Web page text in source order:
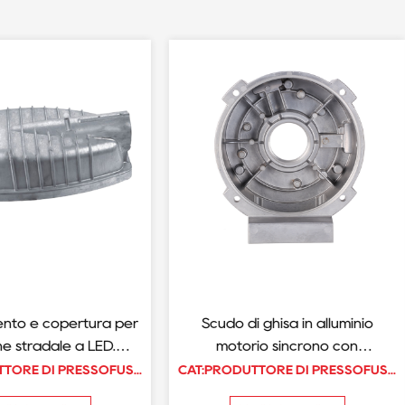
e copertura per
stradale a LED.
alluminio ad alta
Scudo di ghisa in alluminio
motorio sincrono con
rivestimento in polvere